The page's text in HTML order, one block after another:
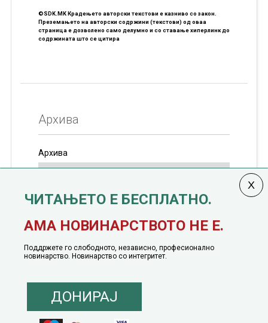
©SDK.MK Крадењето авторски текстови е казниво со закон.
Преземањето на авторски содржини (текстови) од оваа
страница е дозволено само делумно и со ставање хиперлинк до
содржината што се цитира
Архива
Архива
јануари, 1991 година
© 2016 - 2026 Сакам Да Кажам. Сите права задржани |
ЧИТАЊЕТО Е БЕСПЛАТНО.
АМА НОВИНАРСТВОТО НЕ Е.
Поддржете го слободното, независно, професионално
новинарство. Новинарство со интегритет.
ДОНИРАЈ